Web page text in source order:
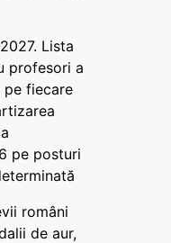
Lista
profesori a
fiecare
pe posturi
români
de aur,